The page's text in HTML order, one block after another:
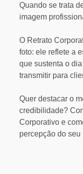
Quando se trata
imagem
O Retrato
foto: ele reflete a
que sustenta o
transmitir para
Quer destacar o
credibilidade?
Corporativo e
percepção do seu